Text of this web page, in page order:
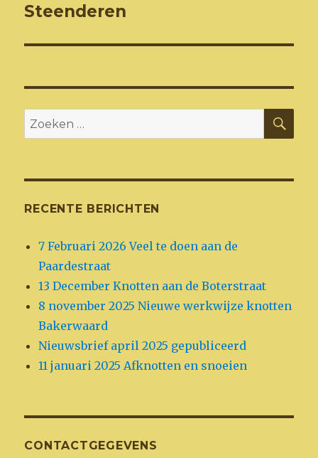
Steenderen
Zoeken
naar:
RECENTE BERICHTEN
7 Februari 2026 Veel te doen aan de
Paardestraat
13 December Knotten aan de Boterstraat
8 november 2025 Nieuwe werkwijze knotten
Bakerwaard
Nieuwsbrief april 2025 gepubliceerd
11 januari 2025 Afknotten en snoeien
CONTACTGEGEVENS